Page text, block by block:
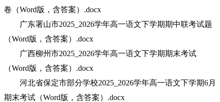
卷（Word版，含答案）.docx
广东署山市2025_2026学年高一语文下学期期中联考试题
（Word版，含答案）.docx
广西柳州市2025_2026学年高一语文下学期期末考试
（Word版，含答案）.docx
河北省保定市部分学校2025_2026学年高一语文下学期6月
期末考试（Word版，含答案）.docx